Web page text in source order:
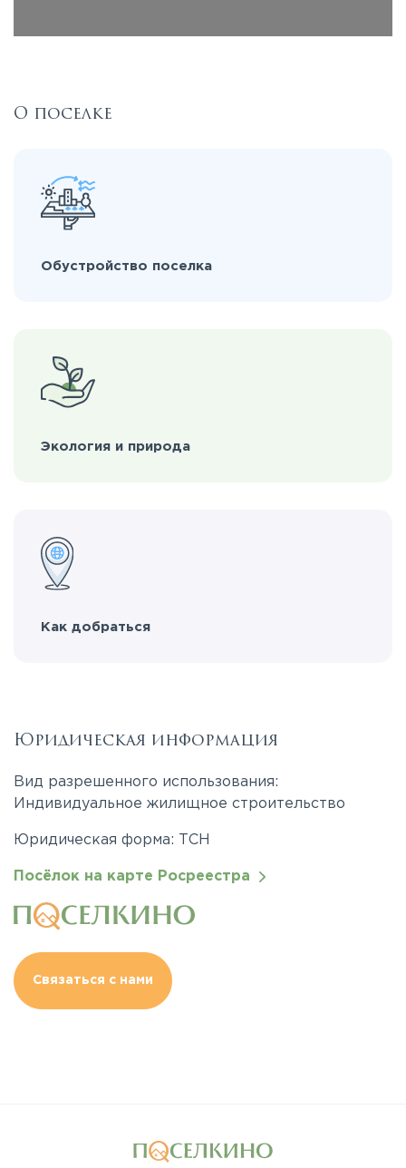
О поселке
Обустройство поселка
Экология и природа
Как добраться
Юридическая информация
Вид разрешенного использования:
Индивидуальное жилищное строительство
Юридическая форма: ТСН
Посёлок на карте Росреестра
Связаться с нами